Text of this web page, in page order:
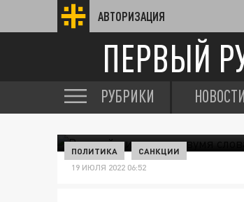
АВТОРИЗАЦИЯ
ПЕРВЫЙ
РУБРИКИ НОВОСТИ
ПОЛИТИКА САНКЦИИ
19 ИЮЛЯ 2022 06:52